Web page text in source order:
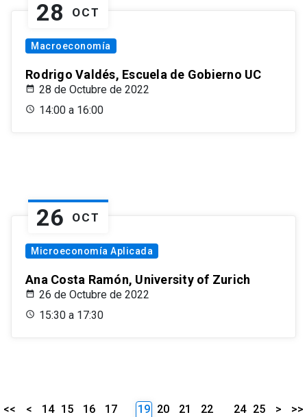
28 OCT
Macroeconomía
Rodrigo Valdés, Escuela de Gobierno UC
28 de Octubre de 2022
14:00 a 16:00
26 OCT
Microeconomía Aplicada
Ana Costa Ramón, University of Zurich
26 de Octubre de 2022
15:30 a 17:30
<< < 14 15 16
17
19 20 21
22
24 25 > >>